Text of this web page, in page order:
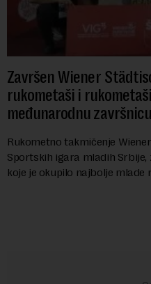
Završen Wiener
rukometaši i
međunarodnu završnicu
Rukometno takmičenje
Sportskih igara mladih
koje je okupilo najbolje